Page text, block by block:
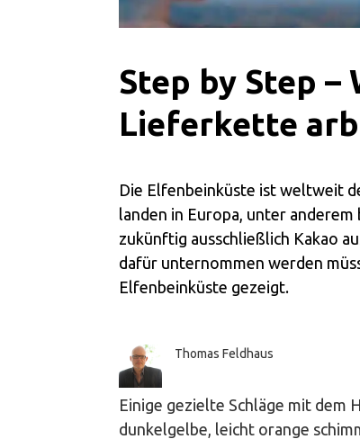
Step by Step –
Lieferkette
Die Elfenbeinküste ist weltweit
landen in Europa, unter
zukünftig ausschließlich Kakao
dafür unternommen werden
Elfenbeinküste gezeigt.
Thomas Feldhaus
Einige gezielte Schläge mit dem
dunkelgelbe, leicht orange